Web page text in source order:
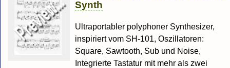
Synth
Ultraportabler polyphoner Synthesizer,
inspiriert vom SH-101, Oszillatoren:
Square, Sawtooth, Sub und Noise,
Integrierte Tastatur mit mehr als zwei